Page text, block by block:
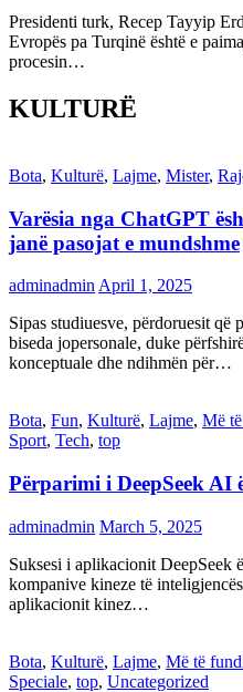
Presidenti turk, Recep Tayyip
Evropës pa Turqinë është e
procesin…
KULTURË
Bota, Kulturë, Lajme, Mister,
Varësia nga ChatGPT
janë pasojat e mundshme
adminadmin April 1, 2025
Sipas studiuesve, përdoruesit që
biseda jopersonale, duke
konceptuale dhe ndihmën për…
Bota, Fun, Kulturë, Lajme, Më
Sport, Tech, top
Përparimi i DeepSeek AI
adminadmin March 5, 2025
Suksesi i aplikacionit DeepSeek
kompanive kineze të
aplikacionit kinez…
Bota, Kulturë, Lajme, Më të
Speciale, top, Uncategorized